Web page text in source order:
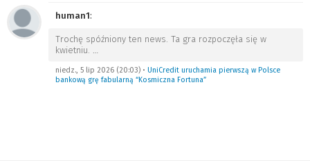
human1:
Trochę spóźniony ten news. Ta gra rozpoczęła się w
kwietniu. …
niedz., 5 lip 2026 (20:03) • UniCredit uruchamia pierwszą w Polsce
bankową grę fabularną “Kosmiczna Fortuna”